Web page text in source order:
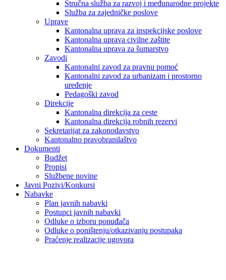
Stručna služba za razvoj i međunarodne projekte
Služba za zajedničke poslove
Uprave
Kantonalna uprava za inspekcijske poslove
Kantonalna uprava civilne zaštite
Kantonalna uprava za šumarstvo
Zavodi
Kantonalni zavod za pravnu pomoć
Kantonalni zavod za urbanizam i prostorno
uređenje
Pedagoški zavod
Direkcije
Kantonalna direkcija za ceste
Kantonalna direkcija robnih rezervi
Sekretarijat za zakonodavstvo
Kantonalno pravobranilaštvo
Dokumenti
Budžet
Propisi
Službene novine
Javni Pozivi/Konkursi
Nabavke
Plan javnih nabavki
Postupci javnih nabavki
Odluke o izboru ponuđača
Odluke o poništenju/otkazivanju postupaka
Praćenje realizacije ugovora